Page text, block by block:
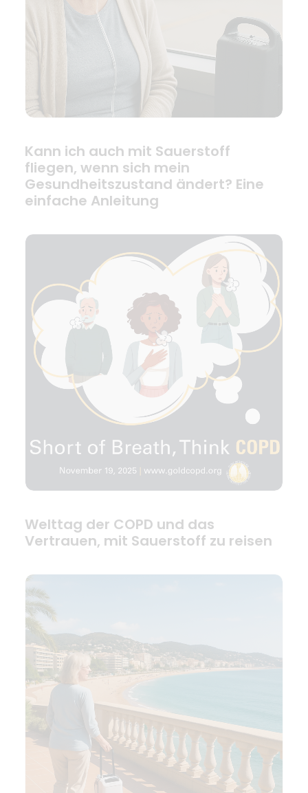
Kann ich auch mit Sauerstoff
fliegen, wenn sich mein
Gesundheitszustand ändert? Eine
einfache Anleitung
Welttag der COPD und das
Vertrauen, mit Sauerstoff zu reisen